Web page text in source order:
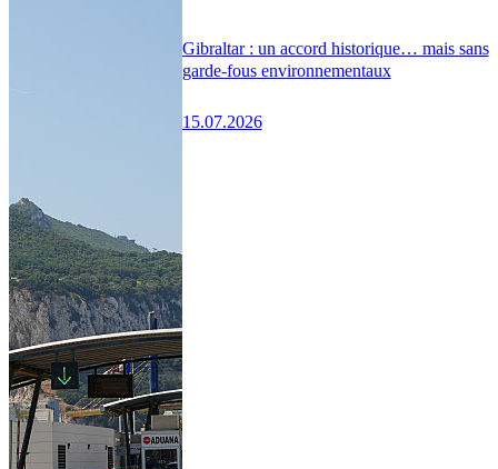
Gibraltar : un accord historique… mais sans
garde-fous environnementaux
15.07.2026